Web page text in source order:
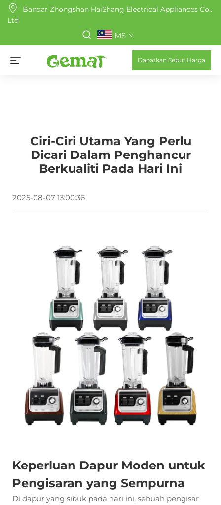
Bandar Zhongshan HaiShang Electrical Appliances Co,.
Ltd
MS
Dapatkan Sebut Harga
Ciri-Ciri Utama Yang Perlu
Dicari Dalam Penghancur
Berkualiti Pada Hari Ini
2025-08-07 13:00:36
Keperluan Dapur Moden untuk
Pengisaran yang Sempurna
Di dapur yang sibuk pada hari ini, sebuah pengisar